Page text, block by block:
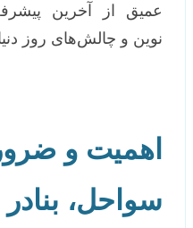
عمیق از آخرین
نوین و چالش‌های روز
اهمیت و
سواحل،